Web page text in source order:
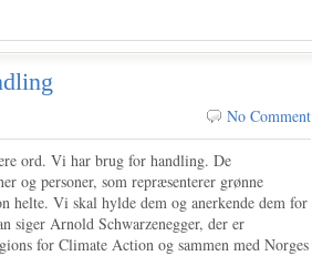
No Comment
ord. Vi har brug for handling. De
og personer, som repræsenterer grønne
helte. Vi skal hylde dem og anerkende dem for
siger Arnold Schwarzenegger, der er
for Climate Action og sammen med Norges